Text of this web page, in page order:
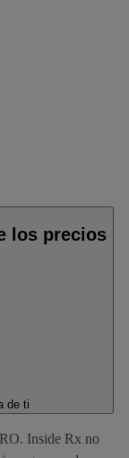
los precios
de ti
Inside Rx no